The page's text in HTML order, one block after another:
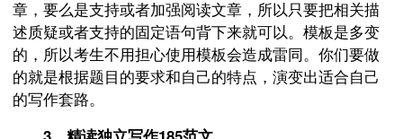
章，要么是支持或者加强阅读文章，所以只要把相关描
述质疑或者支持的固定语句背下来就可以。模板是多变
的，所以考生不用担心使用模板会造成雷同。你们要做
的就是根据题目的要求和自己的特点，演变出适合自己
的写作套路。